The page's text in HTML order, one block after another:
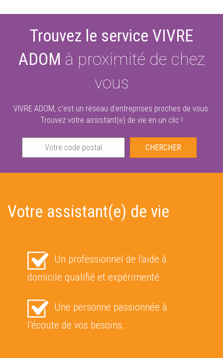
Trouvez le service VIVRE
ADOM à proximité de chez
vous
VIVRE ADOM, c’est un réseau d’entreprises proches de vous.
Trouvez votre assistant(e) de vie en un clic !
CHERCHER
Votre assistant(e) de vie
Un professionnel de l'aide à
domicile qualifié et expérimenté.
Une personne passionnée à
l’écoute de vos besoins.